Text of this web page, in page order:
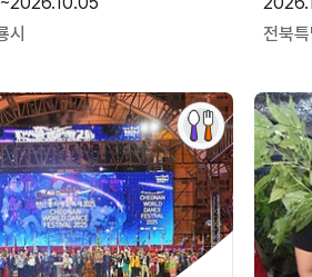
시
전북